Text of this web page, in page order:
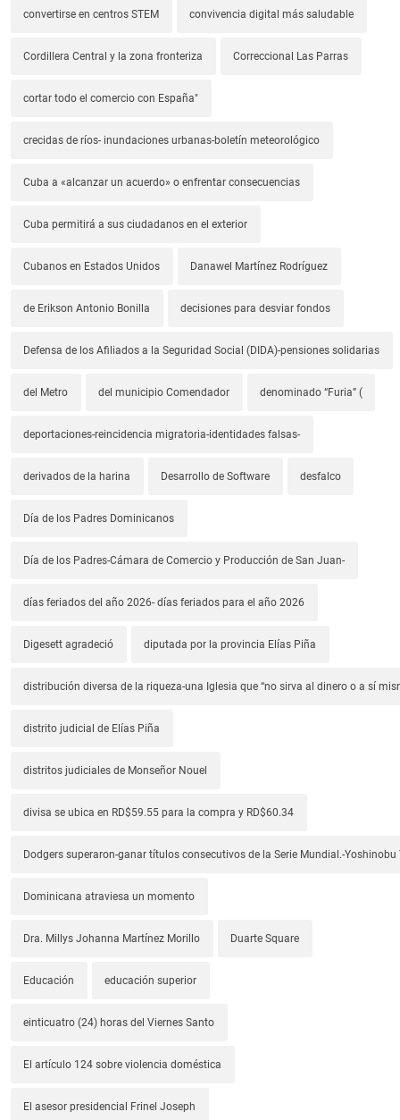
convertirse en centros STEM convivencia digital más saludable
Cordillera Central y la zona fronteriza Correccional Las Parras
cortar todo el comercio con España"
crecidas de ríos- inundaciones urbanas-boletín meteorológico
Cuba a «alcanzar un acuerdo» o enfrentar consecuencias
Cuba permitirá a sus ciudadanos en el exterior
Cubanos en Estados Unidos Danawel Martínez Rodríguez
de Erikson Antonio Bonilla decisiones para desviar fondos
Defensa de los Afiliados a la Seguridad Social (DIDA)-pensiones solidarias
del Metro del municipio Comendador denominado “Furia” (
deportaciones-reincidencia migratoria-identidades falsas-
derivados de la harina Desarrollo de Software desfalco
Día de los Padres Dominicanos
Día de los Padres-Cámara de Comercio y Producción de San Juan-
días feriados del año 2026- días feriados para el año 2026
Digesett agradeció diputada por la provincia Elías Piña
distribución diversa de la riqueza-una Iglesia que “no sirva al dinero o a sí
distrito judicial de Elías Piña
distritos judiciales de Monseñor Nouel
divisa se ubica en RD$59.55 para la compra y RD$60.34
Dodgers superaron-ganar títulos consecutivos de la Serie Mundial.-
Dominicana atraviesa un momento
Dra. Millys Johanna Martínez Morillo Duarte Square
Educación educación superior
einticuatro (24) horas del Viernes Santo
El artículo 124 sobre violencia doméstica
El asesor presidencial Frinel Joseph